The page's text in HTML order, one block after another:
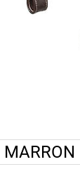
MARRON